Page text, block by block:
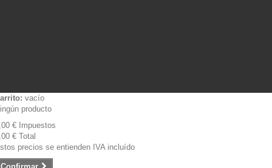
vacío
producto
€ Impuestos
€ Total
precios se entienden IVA incluído